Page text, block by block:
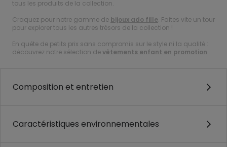
tous les produits de la collection.
Craquez pour notre gamme de bijoux ado fille. Faites vite un tour
pour explorer tous les autres trésors de la collection !
En quête de petits prix sans compromis sur le style ni la qualité :
découvrez notre sélection devêtements enfant en promotion.
Composition et entretien
Caractéristiques environnementales